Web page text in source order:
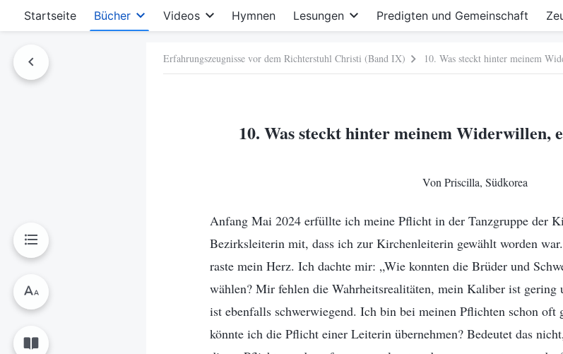
Startseite Bücher Videos Hymnen Lesungen Predigten und Gemeinschaft
Erfahrungszeugnisse vor dem Richterstuhl Christi (Band IX) 10. Was steckt hinter meinem
10. Was steckt hinter meinem Widerwillen,
Von Priscilla, Südkorea
Anfang Mai 2024 erfüllte ich meine Pflicht in der Tanzgruppe der
Bezirksleiterin mit, dass ich zur Kirchenleiterin gewählt worden
raste mein Herz. Ich dachte mir: „Wie konnten die Brüder und
wählen? Mir fehlen die Wahrheitsrealitäten, mein Kaliber ist gering
ist ebenfalls schwerwiegend. Ich bin bei meinen Pflichten schon oft
könnte ich die Pflicht einer Leiterin übernehmen? Bedeutet das